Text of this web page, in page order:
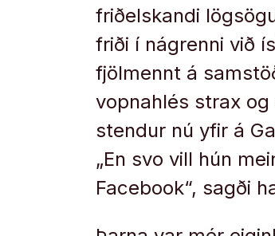
friðelskandi
friði í nágrenni við
fjölmennt á
vopnahlés strax
stendur nú yfir á
„En svo vill hún
Facebook“, sagði